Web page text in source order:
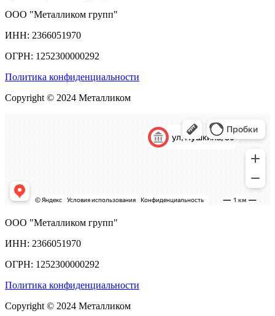
ООО "Металликом групп"
ИНН: 2366051970
ОГРН: 1252300000292
Политика конфиденциальности
Copyright © 2024 Металликом
ООО "Металликом групп"
ИНН: 2366051970
ОГРН: 1252300000292
Политика конфиденциальности
Copyright © 2024 Металликом